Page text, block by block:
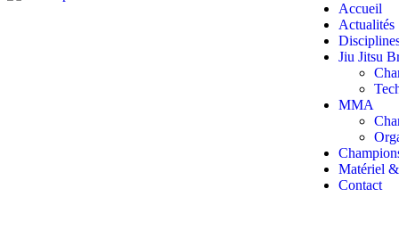
Accueil
Actualités
Jiu Jitsu
MMA
Matériel
Contact